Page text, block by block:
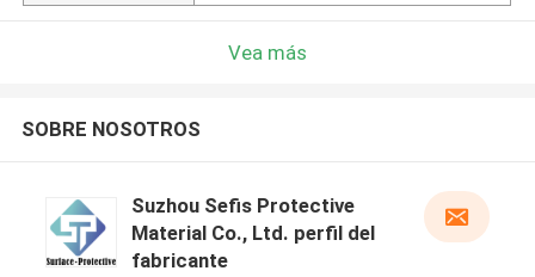
Vea más
SOBRE NOSOTROS
Suzhou Sefis Protective
Material Co., Ltd. perfil del
fabricante